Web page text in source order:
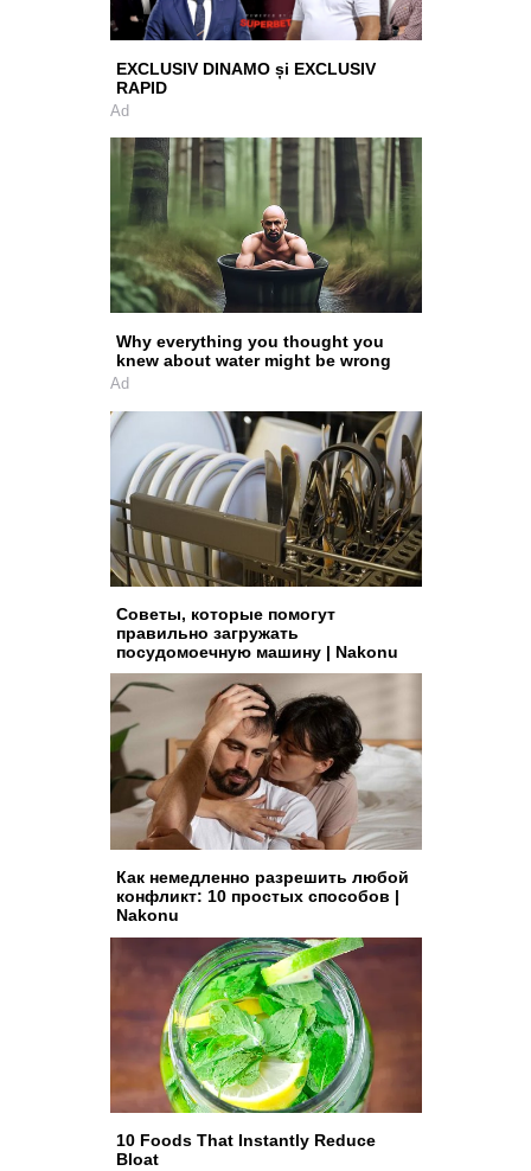
EXCLUSIV DINAMO și EXCLUSIV
RAPID
Ad
Why everything you thought you
knew about water might be wrong
Ad
Советы, которые помогут
правильно загружать
посудомоечную машину | Nakonu
Как немедленно разрешить любой
конфликт: 10 простых способов |
Nakonu
10 Foods That Instantly Reduce
Bloat